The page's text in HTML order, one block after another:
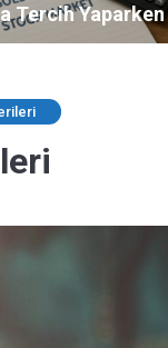
Tercih Yaparken
Edilmeli?